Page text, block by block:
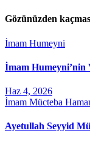
Gözünüzden
İmam Humeyni
İmam Humeyni’nin
Haz 4, 2026
İmam Mücteba
Ayetullah Seyyid